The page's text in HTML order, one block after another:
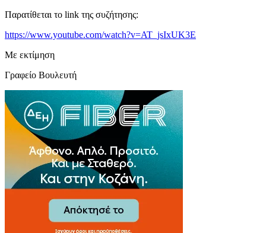
Παρατίθεται το link της συζήτησης:
https://www.youtube.com/watch?v=AT_jsIxUK3E
Με εκτίμηση
Γραφείο Βουλευτή